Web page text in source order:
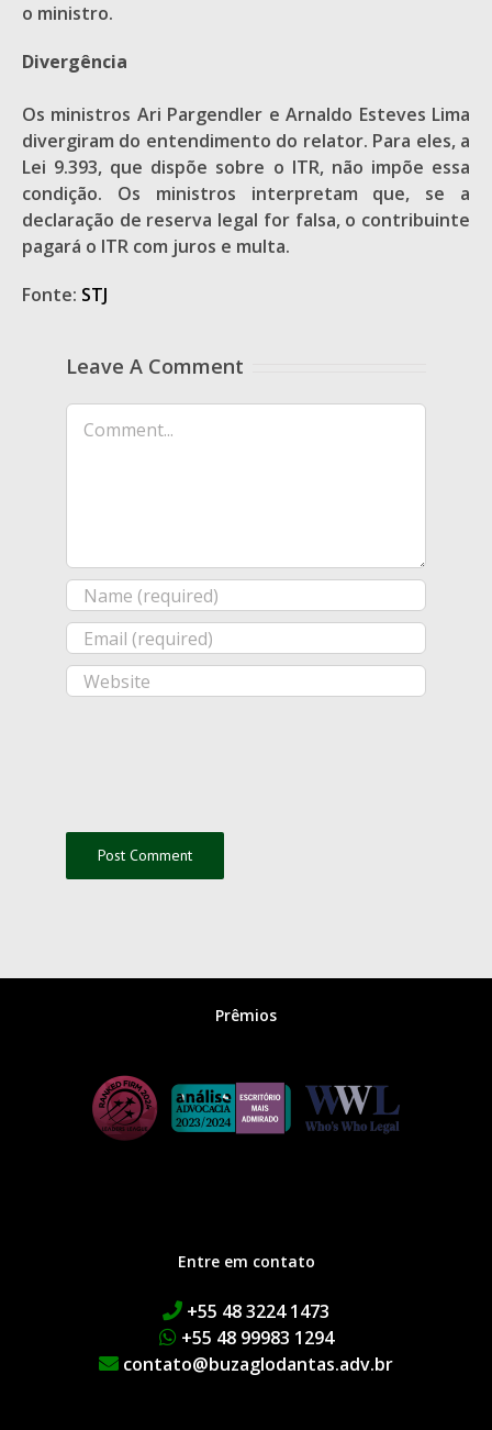
o ministro.
Divergência
Os ministros Ari Pargendler e Arnaldo Esteves Lima
divergiram do entendimento do relator. Para eles, a
Lei 9.393, que dispõe sobre o ITR, não impõe essa
condição. Os ministros interpretam que, se a
declaração de reserva legal for falsa, o contribuinte
pagará o ITR com juros e multa.
Fonte: STJ
Leave A Comment
Comment
Prêmios
Entre em contato
+55 48 3224 1473
+55 48 99983 1294
contato@buzaglodantas.adv.br